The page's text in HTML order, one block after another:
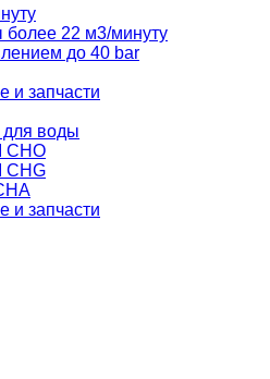
более 22 м3/минуту
до 40 bar
и запчасти
воды
и запчасти